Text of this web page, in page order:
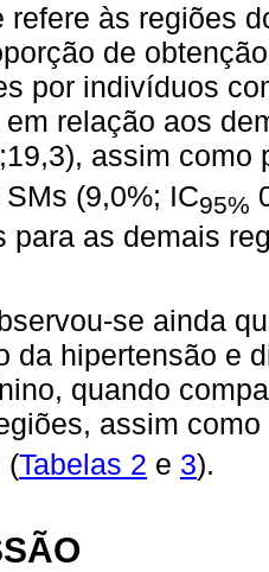
refere às regiões
de
por indivíduos
relação aos
assim como
(9,0%; IC95%
para as demais
se ainda
da hipertensão e
quando
assim
(Tabelas 2 e 3).